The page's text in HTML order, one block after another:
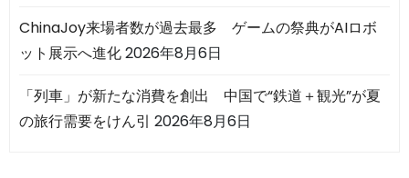
ChinaJoy来場者数が過去最多 ゲームの祭典がAIロボ
ット展示へ進化2026年8月6日
「列車」が新たな消費を創出 中国で“鉄道＋観光”が夏
の旅行需要をけん引 2026年8月6日